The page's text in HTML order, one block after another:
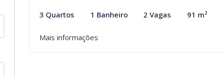
3 Quartos 1 Banheiro 2 Vagas 91 m²
Mais informações